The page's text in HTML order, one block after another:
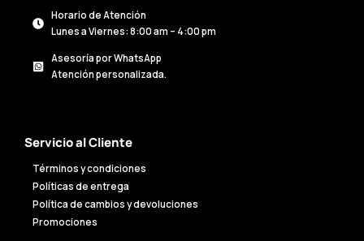
Horario de Atención
Lunes a Viernes: 8:00 am – 4:00 pm
Asesoría por WhatsApp
Atención personalizada.
Servicio al Cliente
Términos y condiciones
Políticas de entrega
Política de cambios y devoluciones
Promociones